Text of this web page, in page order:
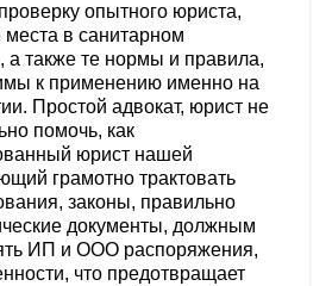
опытного юриста,
в санитарном
а также те нормы и правила,
к применению именно на
Простой адвокат, юрист не
помочь, как
юрист нашей
грамотно трактовать
законы, правильно
документы, должным
ИП и ООО распоряжения,
что предотвращает